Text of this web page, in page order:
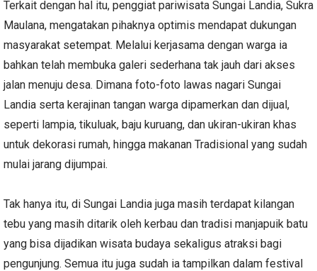
Terkait dengan hal itu, penggiat pariwisata Sungai Landia, Sukra
Maulana, mengatakan pihaknya optimis mendapat dukungan
masyarakat setempat. Melalui kerjasama dengan warga ia
bahkan telah membuka galeri sederhana tak jauh dari akses
jalan menuju desa. Dimana foto-foto lawas nagari Sungai
Landia serta kerajinan tangan warga dipamerkan dan dijual,
seperti lampia, tikuluak, baju kuruang, dan ukiran-ukiran khas
untuk dekorasi rumah, hingga makanan Tradisional yang sudah
mulai jarang dijumpai.
Tak hanya itu, di Sungai Landia juga masih terdapat kilangan
tebu yang masih ditarik oleh kerbau dan tradisi manjapuik batu
yang bisa dijadikan wisata budaya sekaligus atraksi bagi
pengunjung. Semua itu juga sudah ia tampilkan dalam festival